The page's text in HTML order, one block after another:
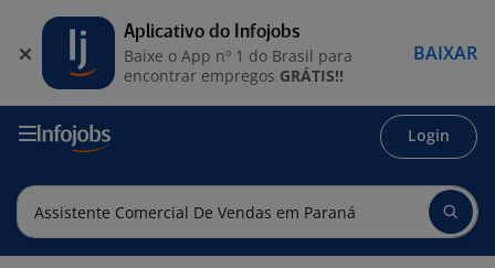
Login
Aplicativo do Infojobs
Baixe o App nº 1 do Brasil para
encontrar empregos GRÁTIS!!
BAIXAR